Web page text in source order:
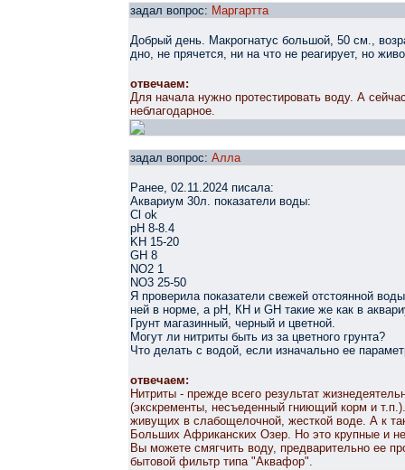
задал вопрос: Маргартта
Добрый день. Макрогнатус большой, 50 см.,
дно, не прячется, ни на что не реагирует, но
отвечаем:
Для начала нужно протестировать воду. А
неблагодарное.
задал вопрос: Алла
Ранее, 02.11.2024 писала:
Аквариум 30л. показатели воды:
Cl ok
pH 8-8.4
KH 15-20
GH 8
NO2 1
NO3 25-50
Я проверила показатели свежей отстоянной
ней в норме, а рН, КН и GН такие же как в
Грунт магазинный, черный и цветной.
Могут ли нитриты быть из за цветного грунта?
Что делать с водой, если изначально ее
отвечаем:
Нитриты - прежде всего результат
(экскременты, несъеденный гниющий корм и
живущих в слабощелочной, жесткой воде. А к
Больших Африканских Озер. Но это крупные и
Вы можете смягчить воду, предварительно ее
бытовой фильтр типа "Аквафор".